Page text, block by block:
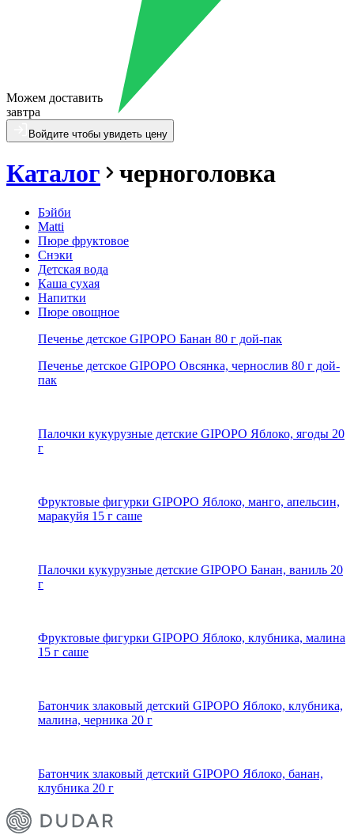
Можем доставить
завтра
Войдите чтобы увидеть цену
Каталог черноголовка
Бэйби
Matti
Пюре фруктовое
Снэки
Детская вода
Каша сухая
Напитки
Пюре овощное
Печенье детское GIPOPO Банан 80 г дой-пак
Печенье детское GIPOPO Овсянка, чернослив 80 г дой-
пак
Палочки кукурузные детские GIPOPO Яблоко, ягоды 20
г
Фруктовые фигурки GIPOPO Яблоко, манго, апельсин,
маракуйя 15 г саше
Палочки кукурузные детские GIPOPO Банан, ваниль 20
г
Фруктовые фигурки GIPOPO Яблоко, клубника, малина
15 г саше
Батончик злаковый детский GIPOPO Яблоко, клубника,
малина, черника 20 г
Батончик злаковый детский GIPOPO Яблоко, банан,
клубника 20 г